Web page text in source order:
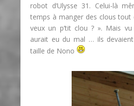
robot d’Ulysse 31. Celui-là
temps à manger des clous
veux un p’tit clou ? ». Mais
aurait eu du mal … ils
taille de Nono